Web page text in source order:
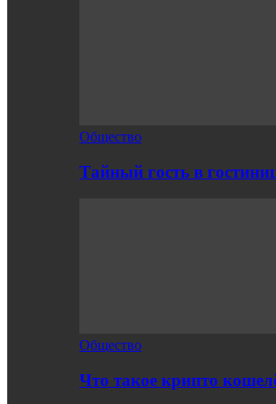
Общество
Тайный гость в
Общество
Что такое крипто